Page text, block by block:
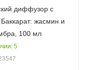
диффузор с
жасмин и
100 мл
5